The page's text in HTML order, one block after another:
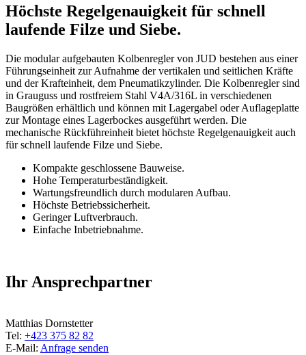
Höchste Regelgenauigkeit für schnell
laufende Filze und Siebe.
Die modular aufgebauten Kolbenregler von JUD bestehen aus einer
Führungseinheit zur Aufnahme der vertikalen und seitlichen Kräfte
und der Krafteinheit, dem Pneumatikzylinder. Die Kolbenregler sind
in Grauguss und rostfreiem Stahl V4A/316L in verschiedenen
Baugrößen erhältlich und können mit Lagergabel oder Auflageplatte
zur Montage eines Lagerbockes ausgeführt werden. Die
mechanische Rückführeinheit bietet höchste Regelgenauigkeit auch
für schnell laufende Filze und Siebe.
Kompakte geschlossene Bauweise.
Hohe Temperaturbeständigkeit.
Wartungsfreundlich durch modularen Aufbau.
Höchste Betriebssicherheit.
Geringer Luftverbrauch.
Einfache Inbetriebnahme.
Ihr Ansprechpartner
Matthias Dornstetter
Tel: +423 375 82 82
E-Mail: Anfrage senden